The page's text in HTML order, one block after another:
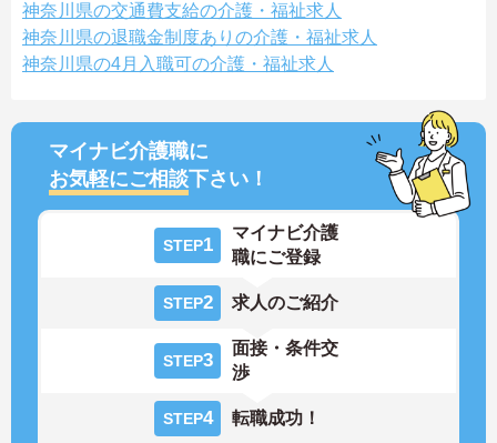
神奈川県の交通費支給の介護・福祉求人
神奈川県の退職金制度ありの介護・福祉求人
神奈川県の4月入職可の介護・福祉求人
マイナビ介護職に
お気軽にご相談下さい！
STEP1
マイナビ介護
職にご登録
STEP2 求人のご紹介
STEP3
面接・条件交
渉
STEP4 転職成功！